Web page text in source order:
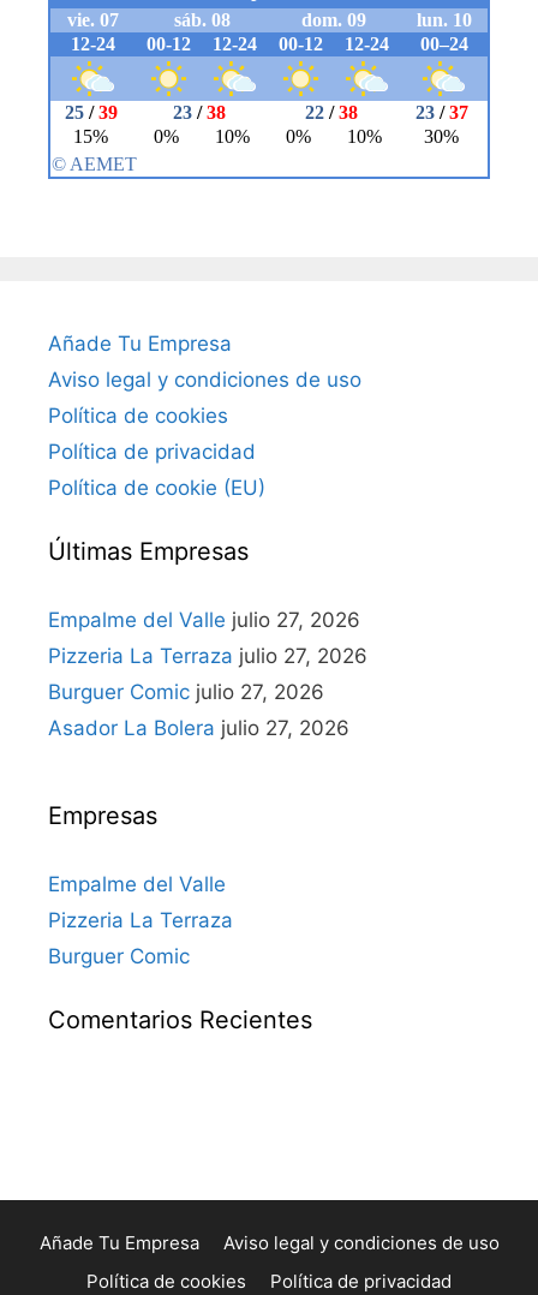
Añade Tu Empresa
Aviso legal y condiciones de uso
Política de cookies
Política de privacidad
Política de cookie (EU)
Últimas Empresas
Empalme del Valle julio 27, 2026
Pizzeria La Terraza julio 27, 2026
Burguer Comic julio 27, 2026
Asador La Bolera julio 27, 2026
Empresas
Empalme del Valle
Pizzeria La Terraza
Burguer Comic
Comentarios Recientes
Añade Tu Empresa
Aviso legal y condiciones de uso
Política de cookies
Política de privacidad